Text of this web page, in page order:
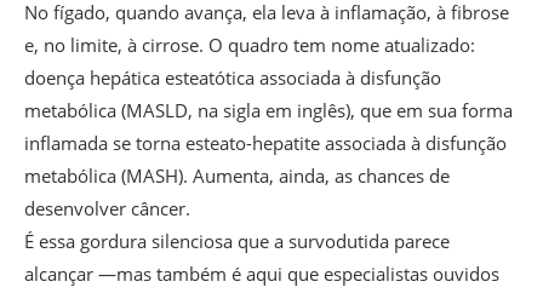
No fígado, quando avança, ela leva à inflamação, à fibrose
e, no limite, à cirrose. O quadro tem nome atualizado:
doença hepática esteatótica associada à disfunção
metabólica (MASLD, na sigla em inglês), que em sua forma
inflamada se torna esteato-hepatite associada à disfunção
metabólica (MASH). Aumenta, ainda, as chances de
desenvolver câncer.
É essa gordura silenciosa que a survodutida parece
alcançar —mas também é aqui que especialistas ouvidos